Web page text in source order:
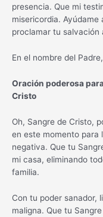
presencia. Que mi
misericordia. Ayúdame
proclamar tu salvación
En el nombre del
Oración poderosa
Cristo
Oh, Sangre de Cristo,
en este momento para
negativa. Que tu
mi casa, eliminando
familia.
Con tu poder sanador,
maligna. Que tu